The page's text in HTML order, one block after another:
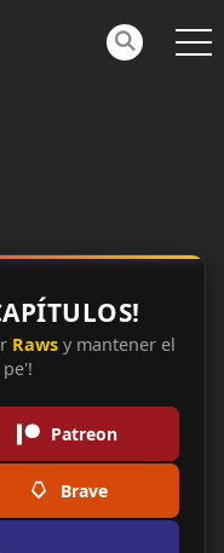
Rawsy mantener el
Patreon
Brave